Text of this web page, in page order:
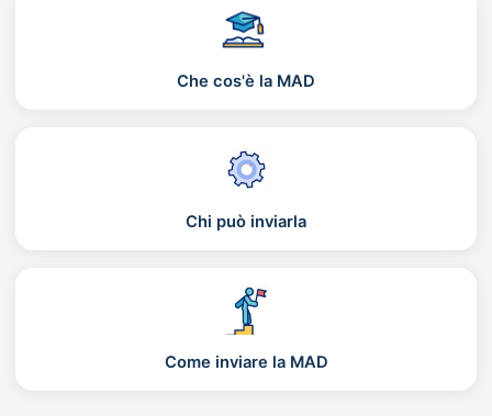
Che cos'è la MAD
Chi può inviarla
Come inviare la MAD